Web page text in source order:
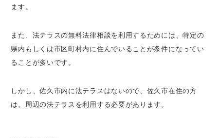
ます。
また、法テラスの無料法律相談を利用するためには、特定の
県内もしくは市区町村内に住んでいることが条件になってい
ることが多いです。
しかし、佐久市内に法テラスはないので、佐久市在住の方
は、周辺の法テラスを利用する必要があります。